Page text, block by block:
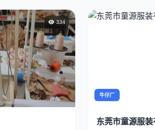
334
牛仔厂
东莞市童源服装